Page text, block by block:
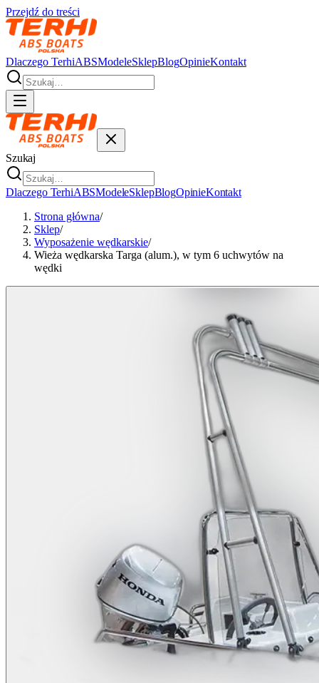
Przejdź do treści
Dlaczego TerhiABSModeleSklepBlogOpinieKontakt
Szukaj
Dlaczego TerhiABSModeleSklepBlogOpinieKontakt
Strona główna/
Sklep/
Wyposażenie wędkarskie/
Wieża wędkarska Targa (alum.), w tym 6 uchwytów na
wędki